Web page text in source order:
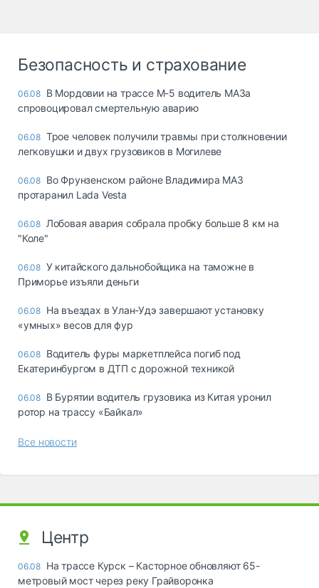
Безопасность и страхование
06.08 В Мордовии на трассе М-5 водитель МАЗа
спровоцировал смертельную аварию
06.08 Трое человек получили травмы при столкновении
легковушки и двух грузовиков в Могилеве
06.08 Во Фрунзенском районе Владимира МАЗ
протаранил Lada Vesta
06.08 Лобовая авария собрала пробку больше 8 км на
"Коле"
06.08 У китайского дальнобойщика на таможне в
Приморье изъяли деньги
06.08 Ha въeздax в Улaн-Удэ зaвepшaют ycтaнoвкy
«yмныx» вecoв для фyp
06.08 Водитель фуры маркетплейса погиб под
Екатеринбургом в ДТП с дорожной техникой
06.08 В Бурятии водитель грузовика из Китая уронил
ротор на трассу «Байкал»
Все новости
Центр
06.08 На трассе Курск – Касторное обновляют 65-
метровый мост через реку Грайворонка